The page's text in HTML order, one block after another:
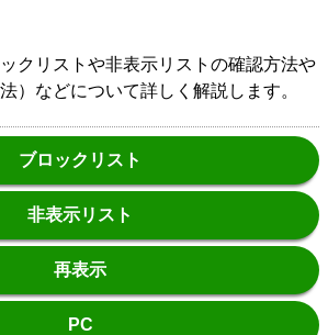
クリストや非表示リストの確認方法や
）などについて詳しく解説します。
ブロックリスト
非表示リスト
再表示
PC